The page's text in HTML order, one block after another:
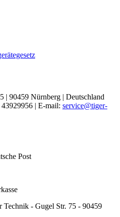
| 90459 Nürnberg | Deutschland
| E-mail: service@tiger-
- Gugel Str. 75 - 90459